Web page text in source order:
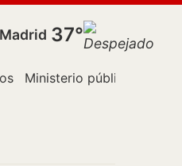
Madrid 37°
Ministerio público